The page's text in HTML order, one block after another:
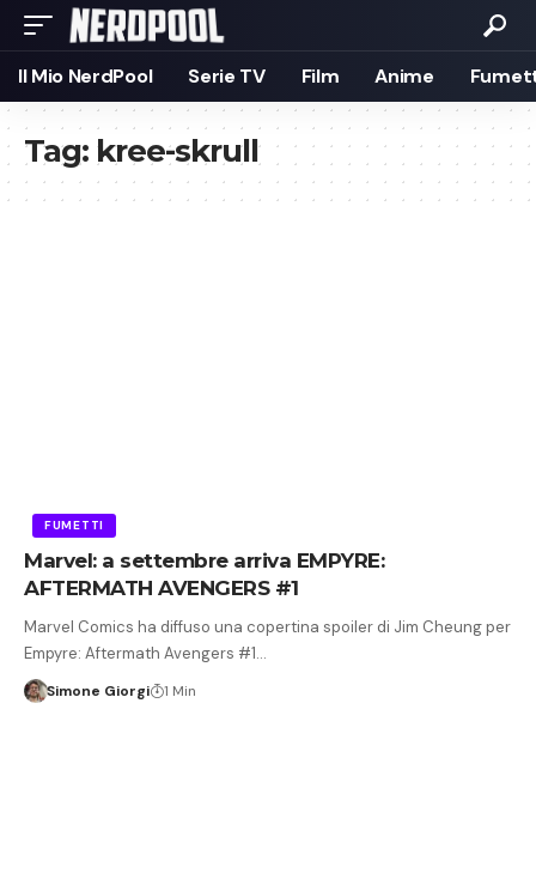
Il Mio NerdPool Serie TV Film Anime
Tag: kree-skrull
FUMETTI
Marvel: a settembre arriva EMPYRE:
AFTERMATH AVENGERS #1
Marvel Comics ha diffuso una copertina spoiler di Jim Cheung per
Empyre: Aftermath Avengers #1…
Simone Giorgi 1 Min